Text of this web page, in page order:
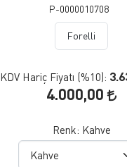
P-0000010708
Forelli
KDV Hariç Fiyatı (%10):
4.000,00
Renk: Kahve